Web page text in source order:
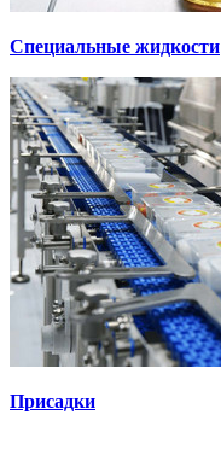
Специальные жидкости
Присадки